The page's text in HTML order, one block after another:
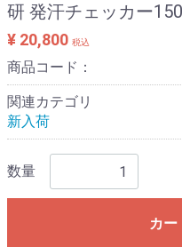
研 発汗チェッカー
¥ 20,800 税込
商品コード：
関連カテゴリ
新入荷
数量
カー